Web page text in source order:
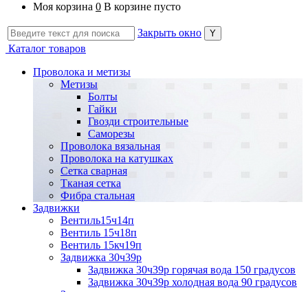
Моя корзина 0 В корзине пусто
Закрыть окно
Каталог товаров
Проволока и метизы
Метизы
Болты
Гайки
Гвозди строительные
Саморезы
Проволока вязальная
Проволока на катушках
Сетка сварная
Тканая сетка
Фибра стальная
Задвижки
Вентиль15ч14п
Вентиль 15ч18п
Вентиль 15кч19п
Задвижка 30ч39р
Задвижка 30ч39р горячая вода 150 градусов
Задвижка 30ч39р холодная вода 90 градусов